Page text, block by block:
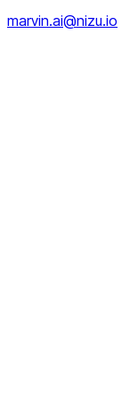
marvin.ai@nizu.io